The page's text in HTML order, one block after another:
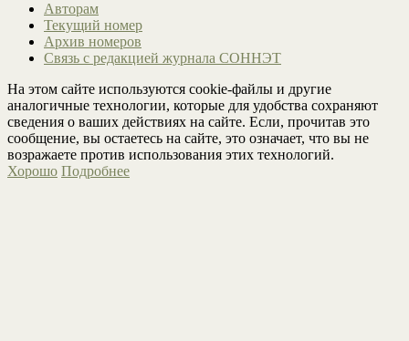
Авторам
Текущий номер
Архив номеров
Связь с редакцией журнала СОННЭТ
На этом сайте используются cookie-файлы и другие
аналогичные технологии, которые для удобства сохраняют
сведения о ваших действиях на сайте. Если, прочитав это
сообщение, вы остаетесь на сайте, это означает, что вы не
возражаете против использования этих технологий.
Хорошо Подробнее